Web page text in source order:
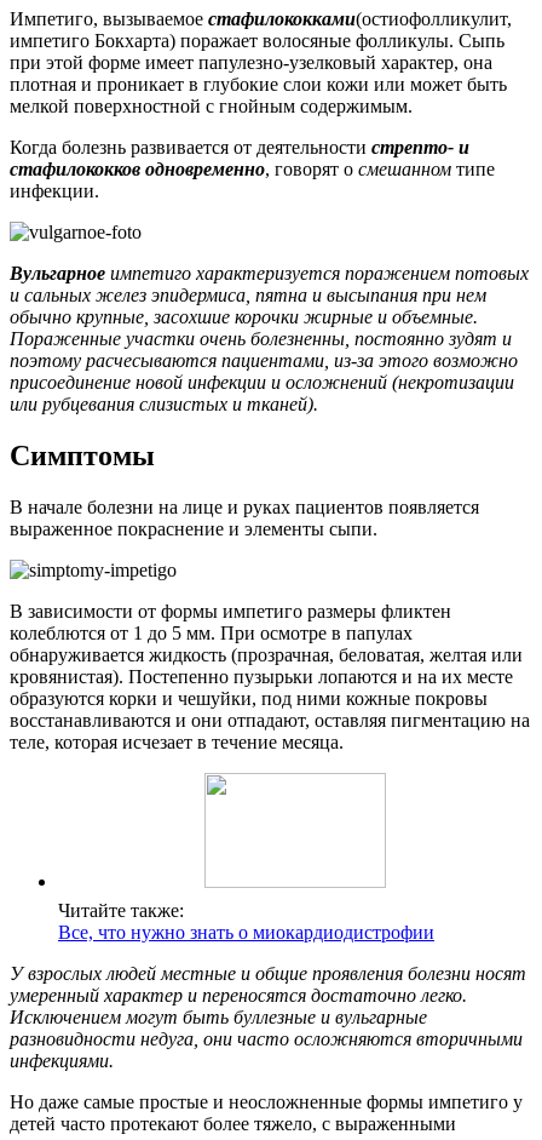
Импетиго, вызываемое стафилококками(остиофолликулит,
импетиго Бокхарта) поражает волосяные фолликулы. Сыпь
при этой форме имеет папулезно-узелковый характер, она
плотная и проникает в глубокие слои кожи или может быть
мелкой поверхностной с гнойным содержимым.
Когда болезнь развивается от деятельности стрепто- и
стафилококков одновременно, говорят о смешанном типе
инфекции.
Вульгарное импетиго характеризуется поражением потовых
и сальных желез эпидермиса, пятна и высыпания при нем
обычно крупные, засохшие корочки жирные и объемные.
Пораженные участки очень болезненны, постоянно зудят и
поэтому расчесываются пациентами, из-за этого возможно
присоединение новой инфекции и осложнений (некротизации
или рубцевания слизистых и тканей).
Симптомы
В начале болезни на лице и руках пациентов появляется
выраженное покраснение и элементы сыпи.
В зависимости от формы импетиго размеры фликтен
колеблются от 1 до 5 мм. При осмотре в папулах
обнаруживается жидкость (прозрачная, беловатая, желтая или
кровянистая). Постепенно пузырьки лопаются и на их месте
образуются корки и чешуйки, под ними кожные покровы
восстанавливаются и они отпадают, оставляя пигментацию на
теле, которая исчезает в течение месяца.
Читайте также:
Все, что нужно знать о миокардиодистрофии
У взрослых людей местные и общие проявления болезни носят
умеренный характер и переносятся достаточно легко.
Исключением могут быть буллезные и вульгарные
разновидности недуга, они часто осложняются вторичными
инфекциями.
Но даже самые простые и неосложненные формы импетиго у
детей часто протекают более тяжело, с выраженными